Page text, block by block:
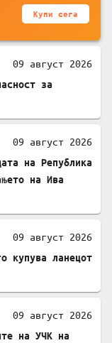
Купи сега
09 август 2026
за
09 август 2026
на Република
на Ива
09 август 2026
купува ланецот
09 август 2026
на УЧК на